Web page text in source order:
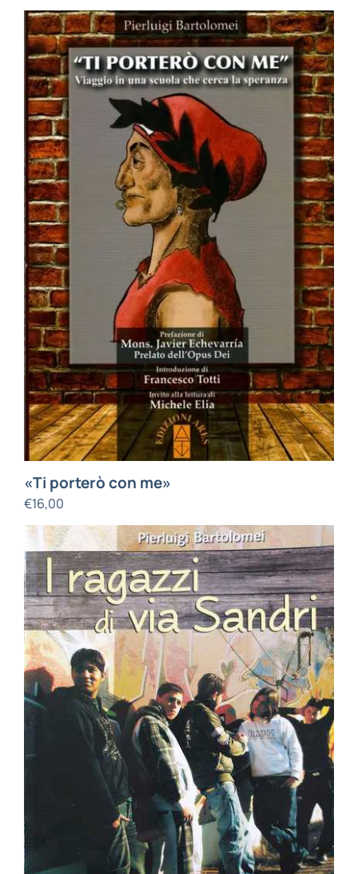
BIOGRAFIE
ATTUALITÀ
«Ti porterò con me»
€16,00